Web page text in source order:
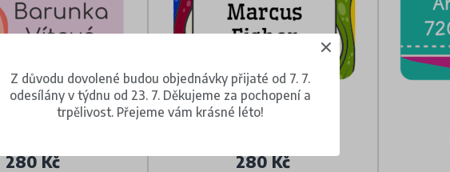
280 Kč
280 Kč
Z důvodu dovolené budou objednávky přijaté od 7. 7.
odesílány v týdnu od 23. 7. Děkujeme za pochopení a
trpělivost. Přejeme vám krásné léto!